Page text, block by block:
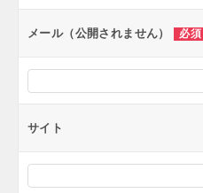
メール（公開されません） 必須
サイト